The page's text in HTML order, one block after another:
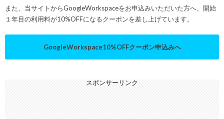
また、当サイトからGoogleWorkspaceをお申込みいただいた方へ、開始
１年目の利用料が10%OFFになるクーポンを差し上げています。
GoogleWorkspace10%OFFクーポン申込みへ
スポンサーリンク